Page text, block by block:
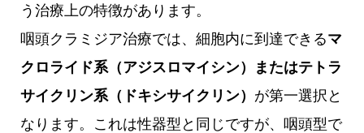
う治療上の特徴があります。
咽頭クラミジア治療では、細胞内に到達できるマ
クロライド系（アジスロマイシン）またはテトラ
サイクリン系（ドキシサイクリン） が第一選択と
なります。これは性器型と同じですが、咽頭型で